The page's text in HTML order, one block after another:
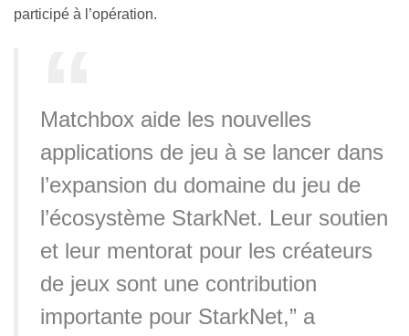
participé à l’opération.
Matchbox aide les nouvelles
applications de jeu à se lancer dans
l’expansion du domaine du jeu de
l’écosystème StarkNet. Leur soutien
et leur mentorat pour les créateurs
de jeux sont une contribution
importante pour StarkNet,” a